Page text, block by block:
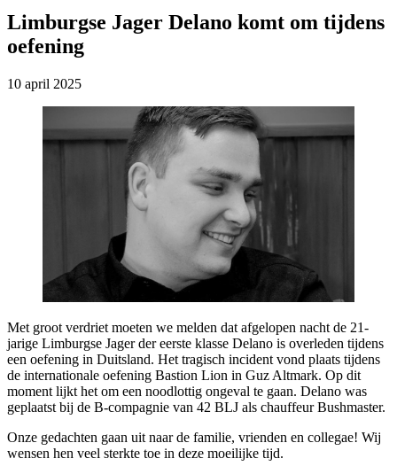
Limburgse Jager Delano komt om tijdens
oefening
10 april 2025
Met groot verdriet moeten we melden dat afgelopen nacht de 21-
jarige Limburgse Jager der eerste klasse Delano is overleden tijdens
een oefening in Duitsland. Het tragisch incident vond plaats tijdens
de internationale oefening Bastion Lion in Guz Altmark. Op dit
moment lijkt het om een noodlottig ongeval te gaan. Delano was
geplaatst bij de B-compagnie van 42 BLJ als chauffeur Bushmaster.
Onze gedachten gaan uit naar de familie, vrienden en collegae! Wij
wensen hen veel sterkte toe in deze moeilijke tijd.